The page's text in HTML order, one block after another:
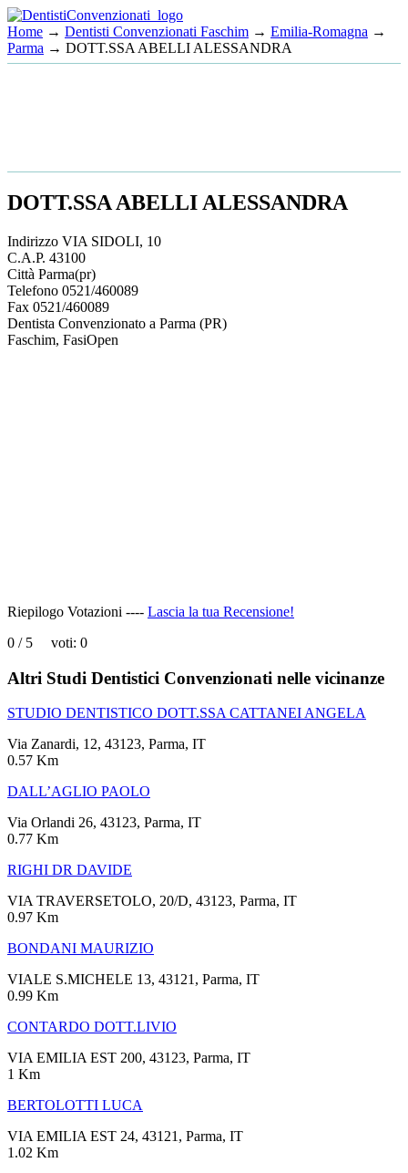
Home → Dentisti Convenzionati Faschim → Emilia-Romagna →
Parma → DOTT.SSA ABELLI ALESSANDRA
DOTT.SSA ABELLI ALESSANDRA
Indirizzo VIA SIDOLI, 10
C.A.P. 43100
Città Parma(pr)
Telefono 0521/460089
Fax 0521/460089
Dentista Convenzionato a Parma (PR)
Faschim, FasiOpen
Riepilogo Votazioni ---- Lascia la tua Recensione!
0 / 5 voti: 0
Altri Studi Dentistici Convenzionati nelle vicinanze
STUDIO DENTISTICO DOTT.SSA CATTANEI ANGELA
Via Zanardi, 12, 43123, Parma, IT
0.57 Km
DALL’AGLIO PAOLO
Via Orlandi 26, 43123, Parma, IT
0.77 Km
RIGHI DR DAVIDE
VIA TRAVERSETOLO, 20/D, 43123, Parma, IT
0.97 Km
BONDANI MAURIZIO
VIALE S.MICHELE 13, 43121, Parma, IT
0.99 Km
CONTARDO DOTT.LIVIO
VIA EMILIA EST 200, 43123, Parma, IT
1 Km
BERTOLOTTI LUCA
VIA EMILIA EST 24, 43121, Parma, IT
1.02 Km